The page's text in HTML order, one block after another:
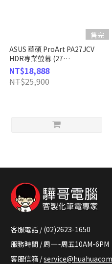
售完
ASUS 華碩 ProArt PA27JCV
HDR專業螢幕 (27
型/5K/HDMI/DP/喇
叭/IPS/Type-C)
NT$18,888
NT$25,900
客服電話 / (02)2623-1650
服務時間 / 周一~周五10AM-6PM
客服信箱 /